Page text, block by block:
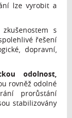
lze vyrobit a
s
řešení
dopravní,
odolnost,
rovněž odolné
prorůstání
stabilizovány